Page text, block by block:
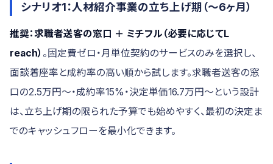
シナリオ1：人材紹介事業の立ち上げ期（〜6ヶ月）
推奨：求職者送客の窓口 ＋ ミチフル（必要に応じてL
reach） 。固定費ゼロ・月単位契約のサービスのみを選択し、
面談着座率と成約率の高い順から試します。求職者送客の窓
口の2.5万円〜・成約率15%・決定単価16.7万円〜という設計
は、立ち上げ期の限られた予算でも始めやすく、最初の決定ま
でのキャッシュフローを最小化できます。